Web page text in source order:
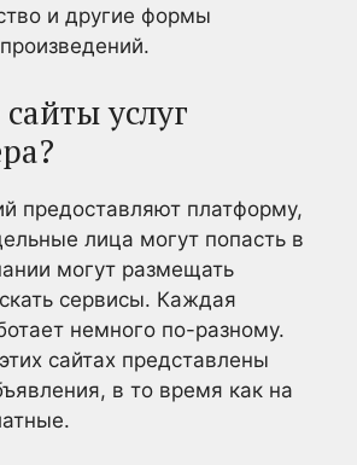
и другие формы
услуг
предоставляют платформу,
лица могут попасть в
могут размещать
сервисы. Каждая
немного по-разному.
сайтах представлены
в то время как на